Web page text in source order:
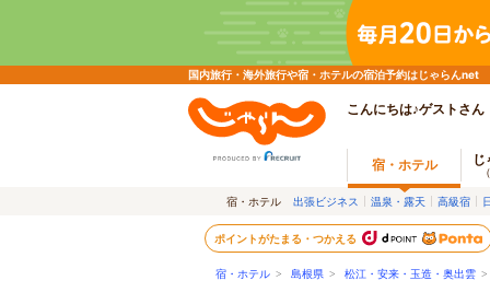
国内旅行・海外旅行や宿・ホテルの宿泊予約はじゃらんnet
こんにちは♪ゲストさん
宿・ホテル じ
宿・ホテル 出張ビジネス 温泉・露天 高級宿
ポイントがたまる・つかえる
宿・ホテル > 島根県 > 松江・安来・玉造・奥出雲 >